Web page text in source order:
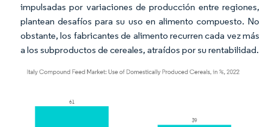
impulsadas por variaciones de producción entre regiones,
plantean desafíos para su uso en alimento compuesto. No
obstante, los fabricantes de alimento recurren cada vez más
a los subproductos de cereales, atraídos por su rentabilidad.